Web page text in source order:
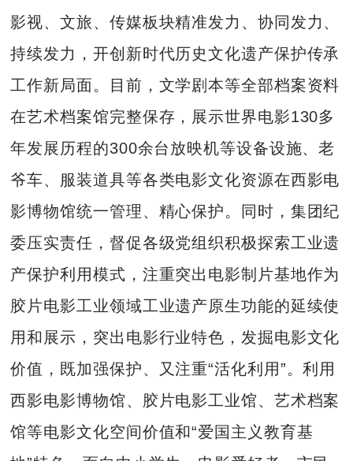
影视、文旅、传媒板块精准发力、协同发力、
持续发力，开创新时代历史文化遗产保护传承
工作新局面。目前，文学剧本等全部档案资料
在艺术档案馆完整保存，展示世界电影130多
年发展历程的300余台放映机等设备设施、老
爷车、服装道具等各类电影文化资源在西影电
影博物馆统一管理、精心保护。同时，集团纪
委压实责任，督促各级党组织积极探索工业遗
产保护利用模式，注重突出电影制片基地作为
胶片电影工业领域工业遗产原生功能的延续使
用和展示，突出电影行业特色，发掘电影文化
价值，既加强保护、又注重“活化利用”。利用
西影电影博物馆、胶片电影工业馆、艺术档案
馆等电影文化空间价值和“爱国主义教育基